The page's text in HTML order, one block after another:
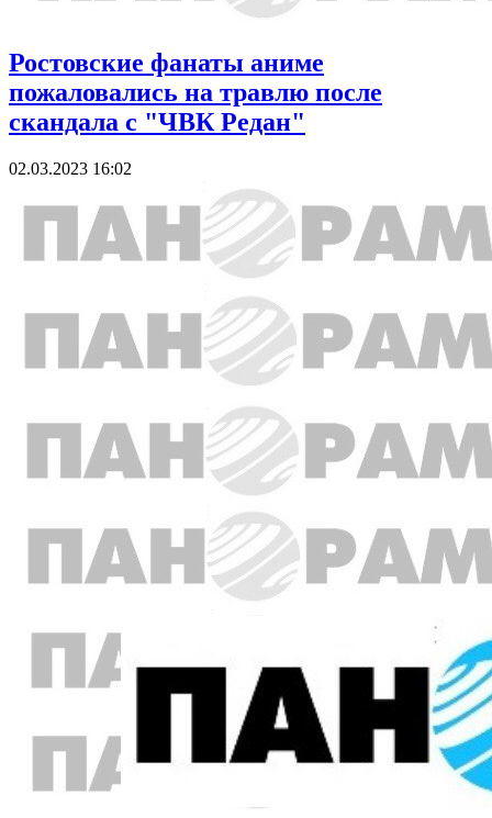
Ростовские фанаты аниме
пожаловались на травлю после
скандала с "ЧВК Редан"
02.03.2023 16:02